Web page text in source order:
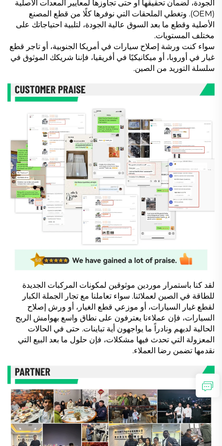
الجودة، لضمان تحقيقها أو حتى تجاوزها لمعايير المعدات الأصلية
(OEM). وتغطي الملحقات التي نوفرها كلًا من قطع المصنع
الأصلية وقطع ما بعد السوق عالية الجودة، لتلبية احتياجاتك على
مختلف المستويات.
سواء كنت ورشة إصلاح سيارات في أمريكا الجنوبية، أو تاجر قطع
غيار في أوروبا، أو ميكانيكيًا في أفريقيا، فإننا شريكك الموثوق في
سلسلة التوريد من الصين.
لقد كنا باستمرار موردين موثوقين لمكونات المركبات الجديدة
للطاقة في الصين لعملائنا. سواء تعاملنا مع تجار الجملة الكبار
لقطع غيار السيارات، أو موزعي قطع الغيار، أو ورش إصلاح
السيارات، فإن عملاءنا يعترفون على نطاق واسع بهوامش الربح
الحالية لديهم ونادراً ما يواجهون أية تباينات. حتى في الحالات
المعزولة التي تحدث فيها مشكلات، فإن حلول ما بعد البيع التي
نقدمها تضمن رضا العملاء.